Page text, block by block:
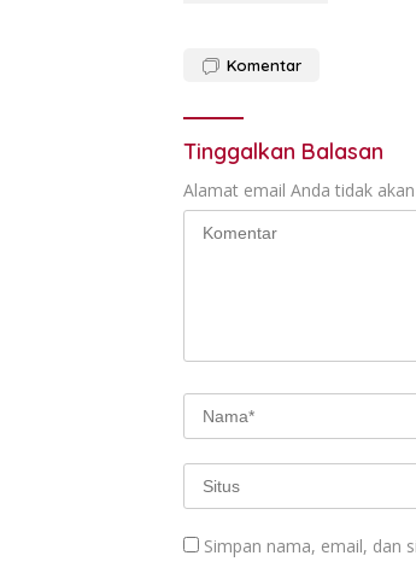
Komentar
Tinggalkan Balasan
Alamat email Anda tidak
Simpan nama, email, dan